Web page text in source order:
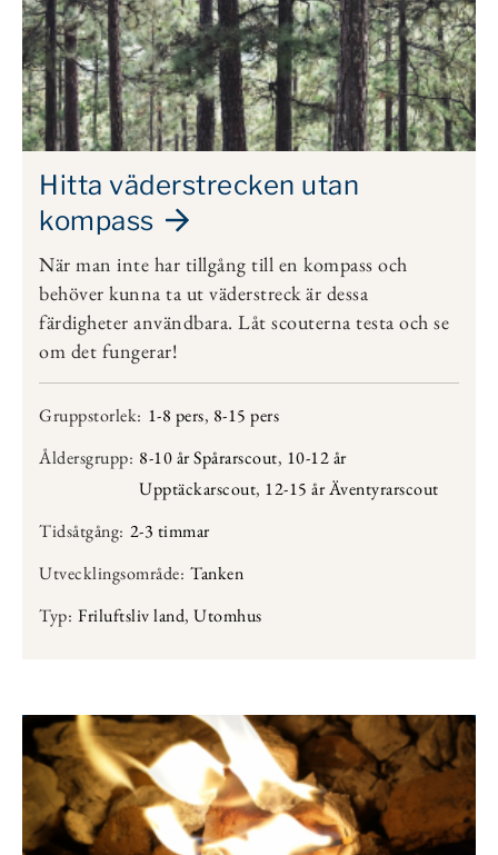
Hitta väderstrecken utan
kompass
När man inte har tillgång till en kompass och
behöver kunna ta ut väderstreck är dessa
färdigheter användbara. Låt scouterna testa och se
om det fungerar!
Gruppstorlek: 1-8 pers, 8-15 pers
Åldersgrupp: 8-10 år Spårarscout, 10-12 år
Upptäckarscout, 12-15 år Äventyrarscout
Tidsåtgång: 2-3 timmar
Utvecklingsområde: Tanken
Typ: Friluftsliv land, Utomhus